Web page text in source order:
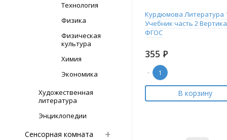
Технология
Физика
Физическая
культура
Химия
Экономика
Художественная
литература
Энциклопедии
Сенсорная комната
Курдюмова Литература
Учебник часть 2
ФГОС
355 Р
-
В корзину